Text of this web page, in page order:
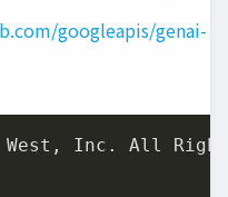
googleapis/genai-
West, Inc. All